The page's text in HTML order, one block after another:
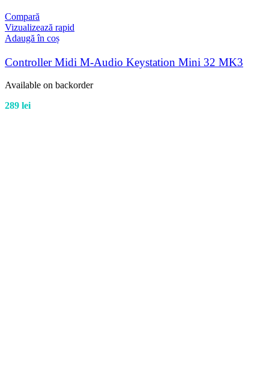
Compară
Vizualizează rapid
Adaugă în coș
Controller Midi M-Audio Keystation Mini 32 MK3
Available on backorder
289 lei